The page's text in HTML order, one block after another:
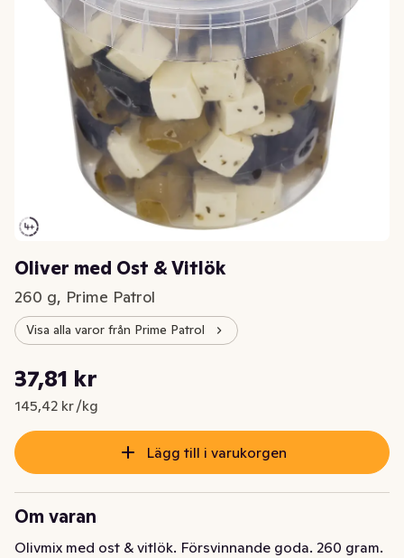
Oliver med Ost & Vitlök
260 g, Prime Patrol
Visa alla varor från Prime Patrol
Nuvarande pris är: 37,81 kr
37,81 kr
145,42 kr /kg
Styckpris: 145,42 kr /kg
Lägg till i varukorgen
Om varan
Olivmix med ost & vitlök. Försvinnande goda. 260 gram.